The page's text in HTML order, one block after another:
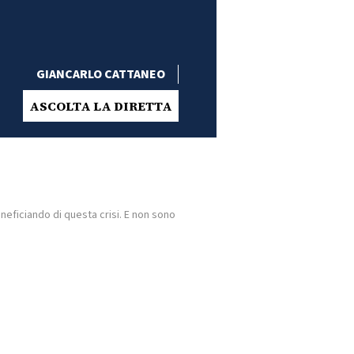
GIANCARLO CATTANEO
ASCOLTA LA DIRETTA
di questa crisi. E non sono